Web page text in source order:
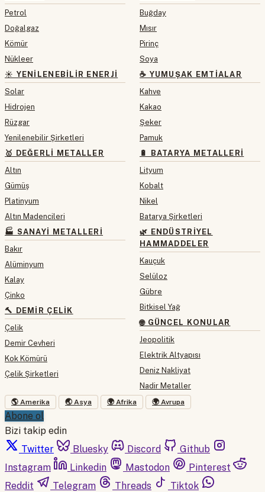
Petrol
Doğalgaz
Kömür
Nükleer
☀️ YENILENEBILIR ENERJI
Solar
Hidrojen
Rüzgar
Yenilenebilir Şirketleri
🥇 DEĞERLI METALLER
Altın
Gümüş
Platinyum
Altın Madencileri
🏭 SANAYI METALLERI
Bakır
Alüminyum
Kalay
Çinko
🔨 DEMIR ÇELIK
Çelik
Demir Cevheri
Kok Kömürü
Çelik Şirketleri
Buğday
Mısır
Pirinç
Soya
☕ YUMUŞAK EMTIALAR
Kahve
Kakao
Şeker
Pamuk
🔋 BATARYA METALLERI
Lityum
Kobalt
Nikel
Batarya Şirketleri
🌿 ENDÜSTRIYEL
HAMMADDELER
Kauçuk
Selüloz
Gübre
Bitkisel Yağ
🌐 GÜNCEL KONULAR
Jeopolitik
Elektrik Altyapısı
Deniz Nakliyat
Nadir Metaller
🌎 Amerika 🌏 Asya 🌍 Afrika 🌍 Avrupa
Abone ol
Bizi takip edin
Twitter
Bluesky Discord
Github
Instagram
Linkedin Mastodon
Pinterest
Reddit
Telegram Threads
Tiktok